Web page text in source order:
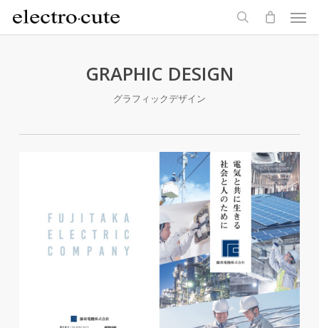
search
GRAPHIC DESIGN
グラフィックデザイン